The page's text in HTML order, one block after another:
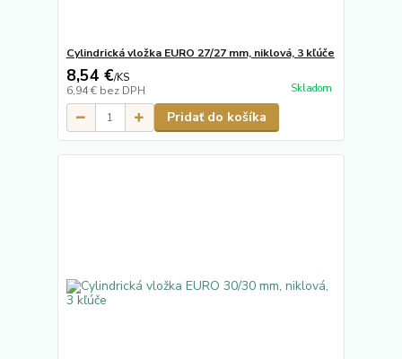
Cylindrická vložka EURO 27/27 mm, niklová, 3 kľúče
8,54 €/KS
6,94 € bez DPH Skladom
Pridať do košíka